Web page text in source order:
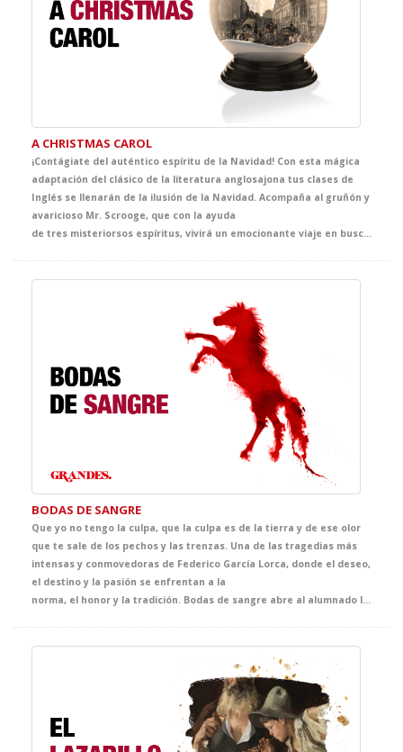
A CHRISTMAS CAROL
¡Contágiate del auténtico espíritu de la Navidad! Con esta mágica
adaptación del clásico de la literatura anglosajona tus clases de
Inglés se llenarán de la ilusión de la Navidad. Acompaña al gruñón y
avaricioso Mr. Scrooge, que con la ayuda
BODAS DE SANGRE
Que yo no tengo la culpa, que la culpa es de la tierra y de ese olor
que te sale de los pechos y las trenzas. Una de las tragedias más
intensas y conmovedoras de Federico García Lorca, donde el deseo,
el destino y la pasión se enfrentan a la
norma, el honor y la tradición. Bodas de sangre abre al alumnado las puertas del universo lorquiano a través de una puesta en escena de gran fuerza simbólica, cuidada al detalle y concebida para acercarles a una de las cimas de nuestro teatro. Una oportunidad única para descubrir la vigencia, la belleza y la potencia dramática de un clásico imprescindible.